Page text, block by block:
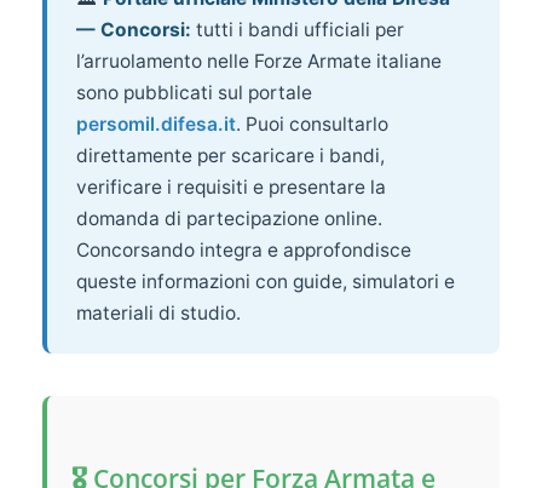
— Concorsi: tutti i bandi ufficiali per
l’arruolamento nelle Forze Armate italiane
sono pubblicati sul portale
persomil.difesa.it. Puoi consultarlo
direttamente per scaricare i bandi,
verificare i requisiti e presentare la
domanda di partecipazione online.
Concorsando integra e approfondisce
queste informazioni con guide, simulatori e
materiali di studio.
🎖️ Concorsi per Forza Armata e